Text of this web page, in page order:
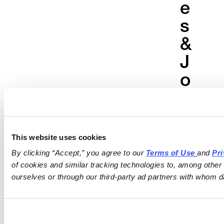
This website uses cookies
By clicking “Accept,” you agree to our Terms of Use and
of cookies and similar tracking technologies to, among
ourselves or through our third-party ad partners with whom
e
s
&
J
o
n
V
e